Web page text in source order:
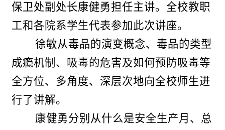
保卫处副处长康健勇担任主讲。全校教职
工和各院系学生代表参加此次讲座。
徐敏从毒品的演变概念、毒品的类型
成瘾机制、吸毒的危害及如何预防吸毒等
全方位、多角度、深层次地向全校师生进
行了讲解。
康健勇分别从什么是安全生产月、总